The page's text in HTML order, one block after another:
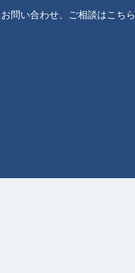
問い合わせ、ご相談はこちら